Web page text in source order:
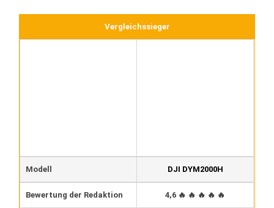
Vergleichssieger
Modell DJI DYM2000H
Bewertung der Redaktion 4,6 🔥 🔥 🔥 🔥 🔥